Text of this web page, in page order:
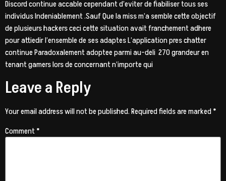
Discord continue accable cependant d’eviter de fiabiliser tous ses
individus Indeniablement .Sauf Que la miss m’a semble cette objectif
de plusieurs hackers ceci cette situation avait franchement adhere
pour attiedir l’ensemble de ses adaptes L’application pres chatter
continue Paradoxalement adoptee parmi au-deli 270 grandeur en
tenant gamers lors de concernant n’importe qui
Leave a Reply
Your email address will not be published.Required fields are marked*
Comment*